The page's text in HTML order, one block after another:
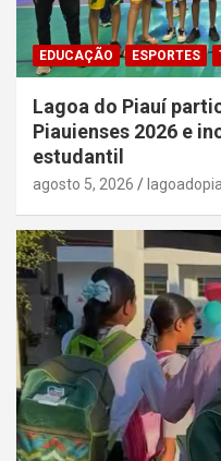
EDUCAÇÃO ESPORTES
Lagoa do Piauí
Piauienses 2026 e
estudantil
agosto 5, 2026